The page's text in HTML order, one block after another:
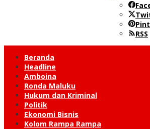
RSS
Beranda
Headline
Amboina
Ronda Maluku
Hukum dan Kriminal
Politik
Ekonomi Bisnis
Kolom Rampa Rampa